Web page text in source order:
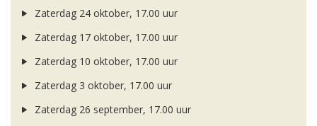
Zaterdag 24 oktober, 17.00 uur
Zaterdag 17 oktober, 17.00 uur
Zaterdag 10 oktober, 17.00 uur
Zaterdag 3 oktober, 17.00 uur
Zaterdag 26 september, 17.00 uur